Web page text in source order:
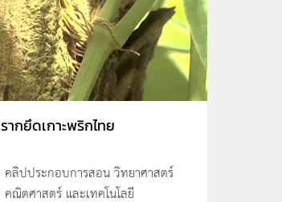
รากยึดเกาะพริกไทย
คลิปประกอบการสอน วิทยาศาสตร์
คณิตศาสตร์ และเทคโนโลยี